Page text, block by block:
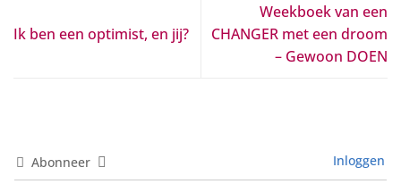
Ik ben een optimist, en jij?
Weekboek van een
CHANGER met een droom
– Gewoon DOEN
Abonneer Inloggen